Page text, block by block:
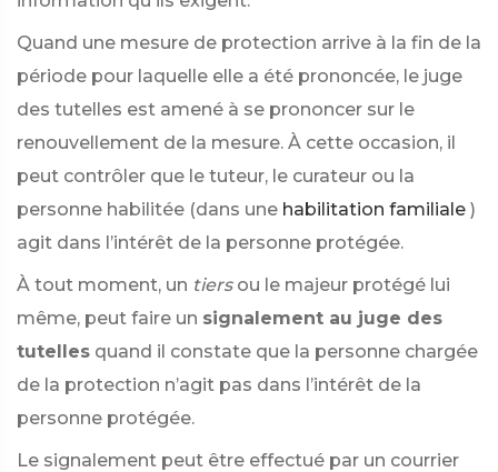
Quand une mesure de protection arrive à la fin de la
période pour laquelle elle a été prononcée, le juge
des tutelles est amené à se prononcer sur le
renouvellement de la mesure. À cette occasion, il
peut contrôler que le tuteur, le curateur ou la
personne habilitée (dans une habilitation familiale )
agit dans l’intérêt de la personne protégée.
À tout moment, un tiers ou le majeur protégé lui
même, peut faire un signalement au juge des
tutelles quand il constate que la personne chargée
de la protection n’agit pas dans l’intérêt de la
personne protégée.
Le signalement peut être effectué par un courrier